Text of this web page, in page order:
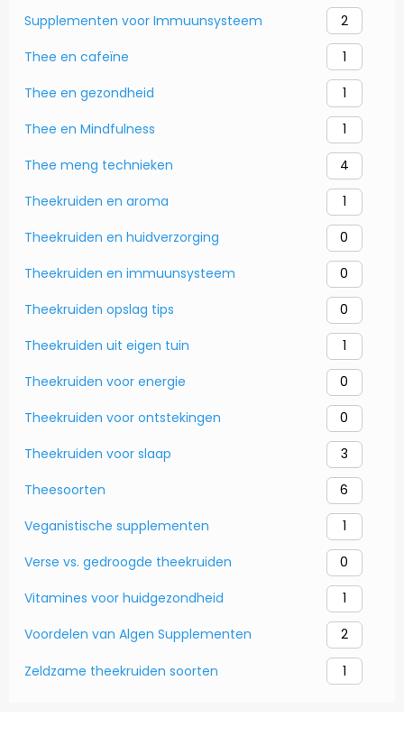
Supplementen voor Immuunsysteem 2
Thee en cafeïne 1
Thee en gezondheid 1
Thee en Mindfulness 1
Thee meng technieken 4
Theekruiden en aroma 1
Theekruiden en huidverzorging 0
Theekruiden en immuunsysteem 0
Theekruiden opslag tips 0
Theekruiden uit eigen tuin 1
Theekruiden voor energie 0
Theekruiden voor ontstekingen 0
Theekruiden voor slaap 3
Theesoorten 6
Veganistische supplementen 1
Verse vs. gedroogde theekruiden 0
Vitamines voor huidgezondheid 1
Voordelen van Algen Supplementen 2
Zeldzame theekruiden soorten 1